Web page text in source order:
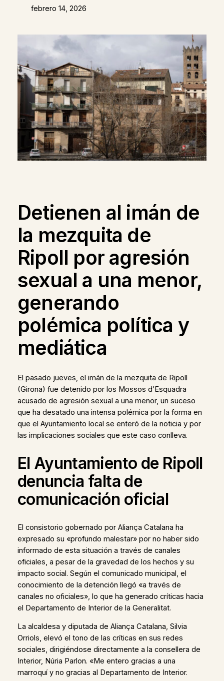
febrero 14, 2026
Detienen al imán de
la mezquita de
Ripoll por agresión
sexual a una menor,
generando
polémica política y
mediática
El pasado jueves, el imán de la mezquita de Ripoll
(Girona) fue detenido por los Mossos d’Esquadra
acusado de agresión sexual a una menor, un suceso
que ha desatado una intensa polémica por la forma en
que el Ayuntamiento local se enteró de la noticia y por
las implicaciones sociales que este caso conlleva.
El Ayuntamiento de Ripoll
denuncia falta de
comunicación oficial
El consistorio gobernado por Aliança Catalana ha
expresado su «profundo malestar» por no haber sido
informado de esta situación a través de canales
oficiales, a pesar de la gravedad de los hechos y su
impacto social. Según el comunicado municipal, el
conocimiento de la detención llegó «a través de
canales no oficiales», lo que ha generado críticas hacia
el Departamento de Interior de la Generalitat.
La alcaldesa y diputada de Aliança Catalana, Silvia
Orriols, elevó el tono de las críticas en sus redes
sociales, dirigiéndose directamente a la consellera de
Interior, Núria Parlon. «Me entero gracias a una
marroquí y no gracias al Departamento de Interior.